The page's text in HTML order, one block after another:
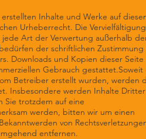
Inhalte und Werke auf
Urheberrecht. Die
Art der Verwertung außerhalb
der schriftlichen Zustimmung
Downloads und Kopien dieser Seite
Gebrauch gestattet.Soweit
Betreiber erstellt wurden, werden
Insbesondere werden Inhalte Dritter
Sie trotzdem auf eine
werden, bitten wir um einen
von
entfernen.